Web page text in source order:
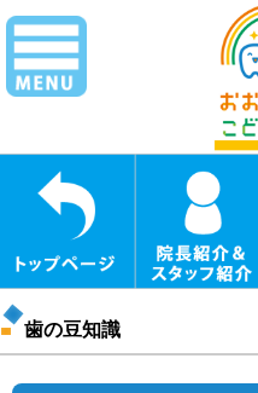
歯の豆知識